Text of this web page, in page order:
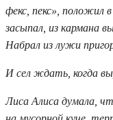
фекс, пекс», положил
засыпал, из кармана
Набрал из лужи
И сел ждать, когда
Лиса Алиса думала,